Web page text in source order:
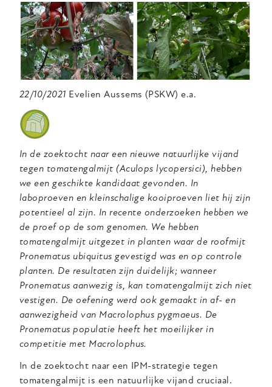
22/10/2021 Evelien Aussems (PSKW) e.a.
In de zoektocht naar een nieuwe natuurlijke vijand
tegen tomatengalmijt (Aculops lycopersici), hebben
we een geschikte kandidaat gevonden. In
laboproeven en kleinschalige kooiproeven liet hij zijn
potentieel al zijn. In recente onderzoeken hebben we
de proef op de som genomen. We hebben
tomatengalmijt uitgezet in planten waar de roofmijt
Pronematus ubiquitus gevestigd was en op controle
planten. De resultaten zijn duidelijk; wanneer
Pronematus aanwezig is, kan tomatengalmijt zich niet
vestigen. De oefening werd ook gemaakt in af- en
aanwezigheid van Macrolophus pygmaeus. De
Pronematus populatie heeft het moeilijker in
competitie met Macrolophus.
In de zoektocht naar een IPM-strategie tegen
tomatengalmijt is een natuurlijke vijand cruciaal.